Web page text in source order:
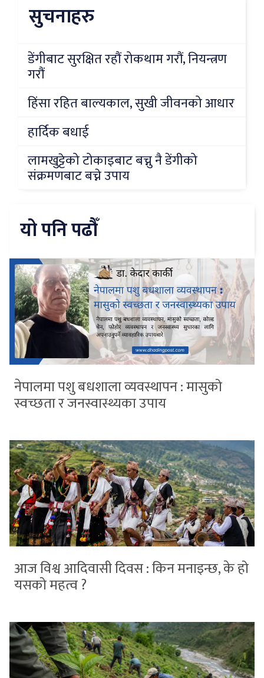
सुचनाहरु
डेंगीबाट सुरक्षित रहौं रोकथाम गरौं, नियन्त्रण
गरौं
हिंसा रहित बाल्यकाल, सुखी जीवनको आधार
हार्दिक बधाई
लामखुट्टेको टोकाइबाट बच्नु नै डेंगीको
संक्रमणबाट बच्ने उपाय
यो पनि पढौँ
नेपालमा पशु बधशाला व्यवस्थापन : मासुको
स्वच्छता र जनस्वास्थ्यका उपाय
आज विश्व आदिवासी दिवस : किन मनाइन्छ, के हो
यसको महत्व ?